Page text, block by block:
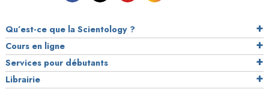
Qu’est-ce que la Scientology ?
Cours en ligne
Services pour débutants
Librairie